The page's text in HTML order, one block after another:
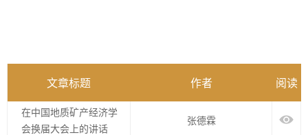
+
文章标题 作者 阅读
在中国地质矿产经济学
会换届大会上的讲话
张德霖